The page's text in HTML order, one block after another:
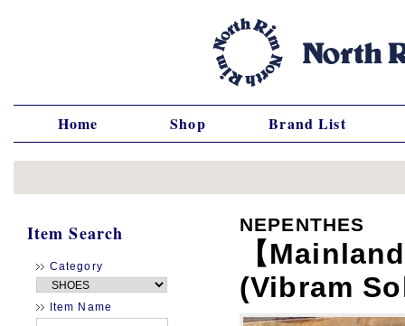
Home Shop Brand List
Item Search
Category
Item Name
NEPENTHES
【
(Vibram